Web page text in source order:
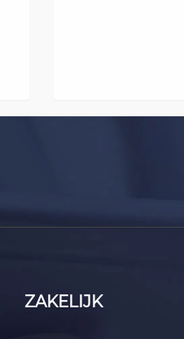
ZAKELIJK